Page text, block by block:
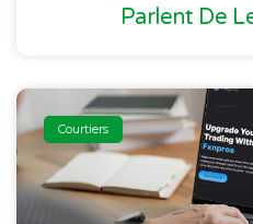
Parlent De
Courtiers